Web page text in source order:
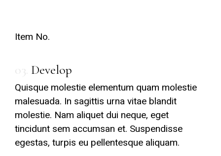
Item No.
03. Develop
Quisque molestie elementum quam molestie
malesuada. In sagittis urna vitae blandit
molestie. Nam aliquet dui neque, eget
tincidunt sem accumsan et. Suspendisse
egestas, turpis eu pellentesque aliquam.